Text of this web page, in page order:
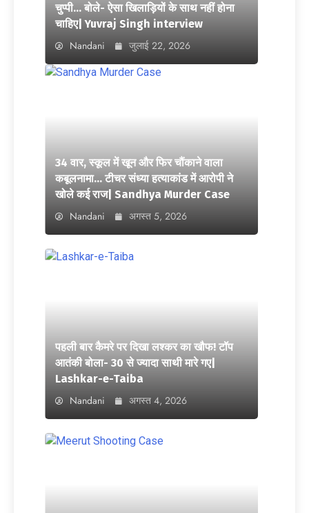
चुप्पी… बोले- ऐसा खिलाड़ियों के साथ नहीं होना
चाहिए| Yuvraj Singh interview
Nandani जुलाई 22, 2026
34 वार, स्कूल में खून और फिर चौंकाने वाला
कबूलनामा… टीचर संध्या हत्याकांड में आरोपी ने
खोले कई राज| Sandhya Murder Case
Nandani अगस्त 5, 2026
पहली बार कैमरे पर दिखा लश्कर का खौफ! टॉप
आतंकी बोला- 30 से ज्यादा साथी मारे गए|
Lashkar-e-Taiba
Nandani अगस्त 4, 2026